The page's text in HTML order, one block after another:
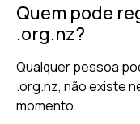
Quem pode
.org.nz?
Qualquer pessoa
.org.nz, não existe
momento.